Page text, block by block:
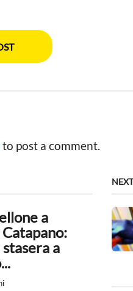
to post a comment.
a
a